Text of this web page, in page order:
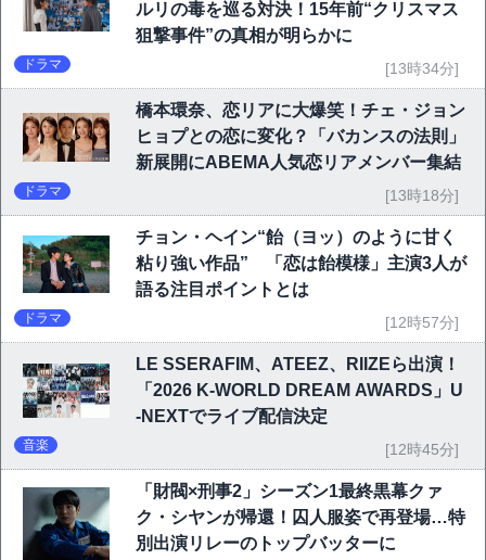
ルリの毒を巡る対決！15年前“クリスマス
狙撃事件”の真相が明らかに
ドラマ [13時34分]
橋本環奈、恋リアに大爆笑！チェ・ジョン
ヒョプとの恋に変化？「バカンスの法則」
新展開にABEMA人気恋リアメンバー集結
ドラマ [13時18分]
チョン・ヘイン“飴（ヨッ）のように甘く
粘り強い作品” 「恋は飴模様」主演3人が
語る注目ポイントとは
ドラマ [12時57分]
LE SSERAFIM、ATEEZ、RIIZEら出演！
「2026 K-WORLD DREAM AWARDS」U
-NEXTでライブ配信決定
音楽 [12時45分]
「財閥×刑事2」シーズン1最終黒幕クァ
ク・シヤンが帰還！囚人服姿で再登場…特
別出演リレーのトップバッターに